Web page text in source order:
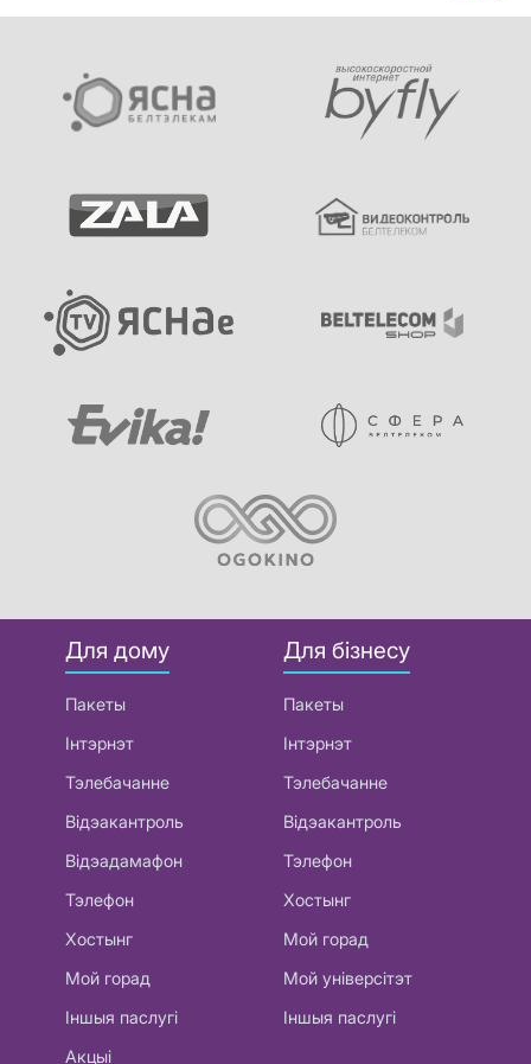
Для дому
Пакеты
Інтэрнэт
Тэлебачанне
Відэакантроль
Відэадамафон
Тэлефон
Хостынг
Мой горад
Іншыя паслугі
Акцыі
Для бізнесу
Пакеты
Інтэрнэт
Тэлебачанне
Відэакантроль
Тэлефон
Хостынг
Мой горад
Мой універсітэт
Іншыя паслугі